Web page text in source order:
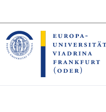
the
content
section
the
footer
section